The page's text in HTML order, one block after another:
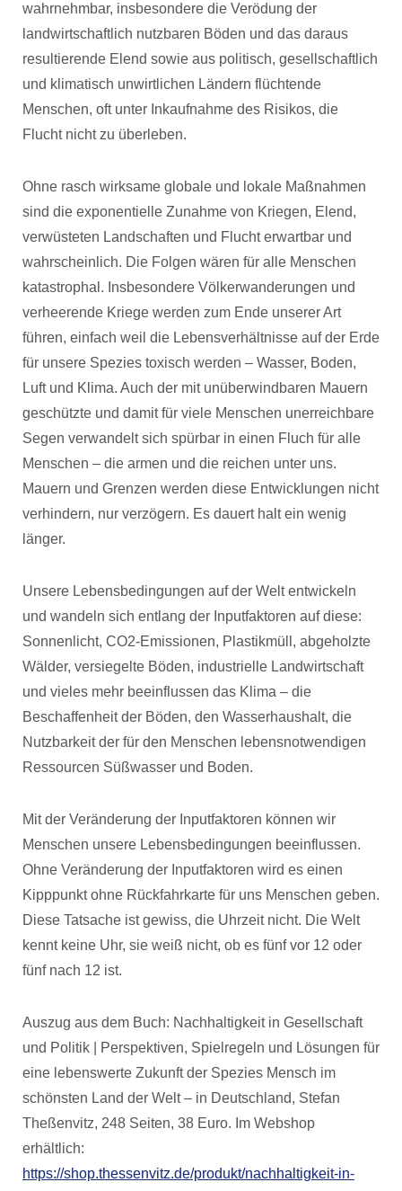
wahrnehmbar, insbesondere die Verödung der
landwirtschaftlich nutzbaren Böden und das daraus
resultierende Elend sowie aus politisch, gesellschaftlich
und klimatisch unwirtlichen Ländern flüchtende
Menschen, oft unter Inkaufnahme des Risikos, die
Flucht nicht zu überleben.
Ohne rasch wirksame globale und lokale Maßnahmen
sind die exponentielle Zunahme von Kriegen, Elend,
verwüsteten Landschaften und Flucht erwartbar und
wahrscheinlich. Die Folgen wären für alle Menschen
katastrophal. Insbesondere Völkerwanderungen und
verheerende Kriege werden zum Ende unserer Art
führen, einfach weil die Lebensverhältnisse auf der Erde
für unsere Spezies toxisch werden – Wasser, Boden,
Luft und Klima. Auch der mit unüberwindbaren Mauern
geschützte und damit für viele Menschen unerreichbare
Segen verwandelt sich spürbar in einen Fluch für alle
Menschen – die armen und die reichen unter uns.
Mauern und Grenzen werden diese Entwicklungen nicht
verhindern, nur verzögern. Es dauert halt ein wenig
länger.
Unsere Lebensbedingungen auf der Welt entwickeln
und wandeln sich entlang der Inputfaktoren auf diese:
Sonnenlicht, CO2-Emissionen, Plastikmüll, abgeholzte
Wälder, versiegelte Böden, industrielle Landwirtschaft
und vieles mehr beeinflussen das Klima – die
Beschaffenheit der Böden, den Wasserhaushalt, die
Nutzbarkeit der für den Menschen lebensnotwendigen
Ressourcen Süßwasser und Boden.
Mit der Veränderung der Inputfaktoren können wir
Menschen unsere Lebensbedingungen beeinflussen.
Ohne Veränderung der Inputfaktoren wird es einen
Kipppunkt ohne Rückfahrkarte für uns Menschen geben.
Diese Tatsache ist gewiss, die Uhrzeit nicht. Die Welt
kennt keine Uhr, sie weiß nicht, ob es fünf vor 12 oder
fünf nach 12 ist.
Auszug aus dem Buch: Nachhaltigkeit in Gesellschaft
und Politik | Perspektiven, Spielregeln und Lösungen für
eine lebenswerte Zukunft der Spezies Mensch im
schönsten Land der Welt – in Deutschland, Stefan
Theßenvitz, 248 Seiten, 38 Euro. Im Webshop
erhältlich:
https://shop.thessenvitz.de/produkt/nachhaltigkeit-in-